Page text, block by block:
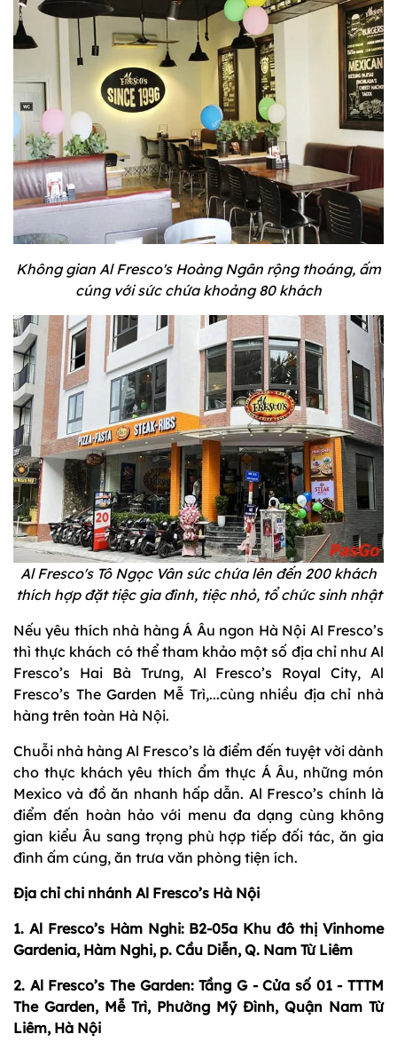
Không gian Al Fresco's Hoàng Ngân rộng thoáng, ấm
cúng với sức chứa khoảng 80 khách
Al Fresco's Tô Ngọc Vân sức chứa lên đến 200 khách
thích hợp đặt tiệc gia đình, tiệc nhỏ, tổ chức sinh nhật
Nếu yêu thích nhà hàng Á Âu ngon Hà Nội Al Fresco’s
thì thực khách có thể tham khảo một số địa chỉ như Al
Fresco’s Hai Bà Trưng, Al Fresco’s Royal City, Al
Fresco’s The Garden Mễ Trì,...cùng nhiều địa chỉ nhà
hàng trên toàn Hà Nội.
Chuỗi nhà hàng Al Fresco’s là điểm đến tuyệt vời dành
cho thực khách yêu thích ẩm thực Á Âu, những món
Mexico và đồ ăn nhanh hấp dẫn. Al Fresco’s chính là
điểm đến hoàn hảo với menu đa dạng cùng không
gian kiểu Âu sang trọng phù hợp tiếp đối tác, ăn gia
đình ấm cúng, ăn trưa văn phòng tiện ích.
Địa chỉ chi nhánh Al Fresco’s Hà Nội
1. Al Fresco’s Hàm Nghi: B2-05a Khu đô thị Vinhome
Gardenia, Hàm Nghi, p. Cầu Diễn, Q. Nam Từ Liêm
2. Al Fresco’s The Garden: Tầng G - Cửa số 01 - TTTM
The Garden, Mễ Trì, Phường Mỹ Đình, Quận Nam Từ
Liêm, Hà Nội